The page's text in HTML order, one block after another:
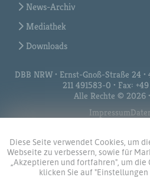
Diese Seite verwendet Cookies, um
Webseite zu verbessern, sowie für
„Akzeptieren und fortfahren", um
klicken Sie auf
News-Archiv
Mediathek
Downloads
DBB NRW • Ernst-Gnoß-Straße 24 •
211 491583-0 • Fax:
Alle Rechte © 2026
Impressum